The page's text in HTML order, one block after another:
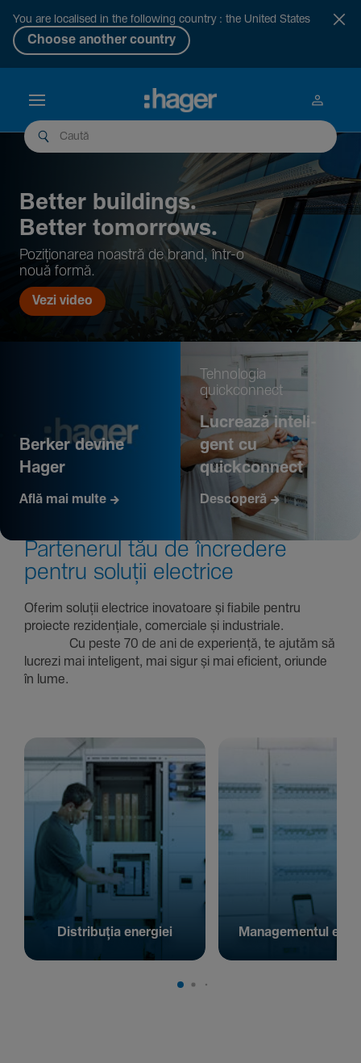
You are localised in the following country : the United States
Choose another country
Better buil­dings.
Better tomor­rows.
Pozi­țio­narea noastră de brand, într-o
nouă formă.
Vezi video
Berker devine
Hager
Află mai multe
Tehno­logia
quickconnect
Lucrează inte­li­
gent cu
quickconnect
Descoperă
Parte­nerul tău de încre­dere
pentru soluții electrice
Oferim soluții electrice inova­toare și fiabile pentru
proiecte rezi­den­țiale, comer­ciale și indus­triale.
Cu peste 70 de ani de expe­riență, te ajutăm să
lucrezi mai inte­li­gent, mai sigur și mai eficient, oriunde
în lume.
Distribuția energiei Managementul